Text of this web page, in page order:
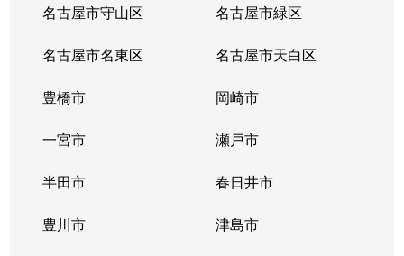
名古屋市守山区 名古屋市緑区
名古屋市名東区 名古屋市天白区
豊橋市 岡崎市
一宮市 瀬戸市
半田市 春日井市
豊川市 津島市